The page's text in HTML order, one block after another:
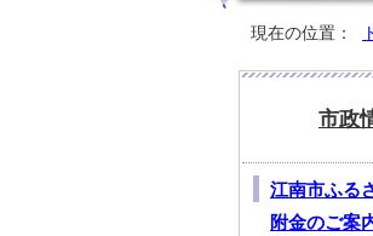
現在の位置：
市政
江南市ふる
附金のご案